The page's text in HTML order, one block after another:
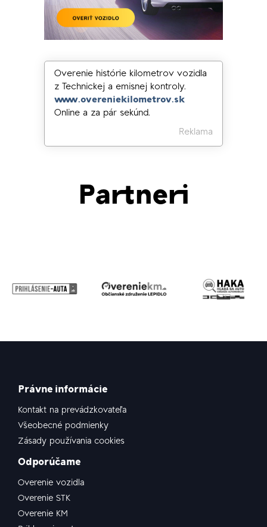
Overenie histórie kilometrov vozidla
z Technickej a emisnej kontroly.
www.overeniekilometrov.sk
Online a za pár sekúnd.
Reklama
Partneri
Právne informácie
Kontakt na prevádzkovateľa
Všeobecné podmienky
Zásady používania cookies
Odporúčame
Overenie vozidla
Overenie STK
Overenie KM